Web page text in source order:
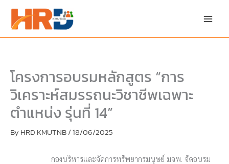
content
โครงการอบรมหลักสูตร “การ
วิเคราะห์สมรรถนะวิชาชีพเฉพาะ
ตำแหน่ง รุ่นที่ 14”
By HRD KMUTNB/18/06/2025
กองบริหารและจัดการทรัพยากรมนุษย์ มจพ. จัดอบรม